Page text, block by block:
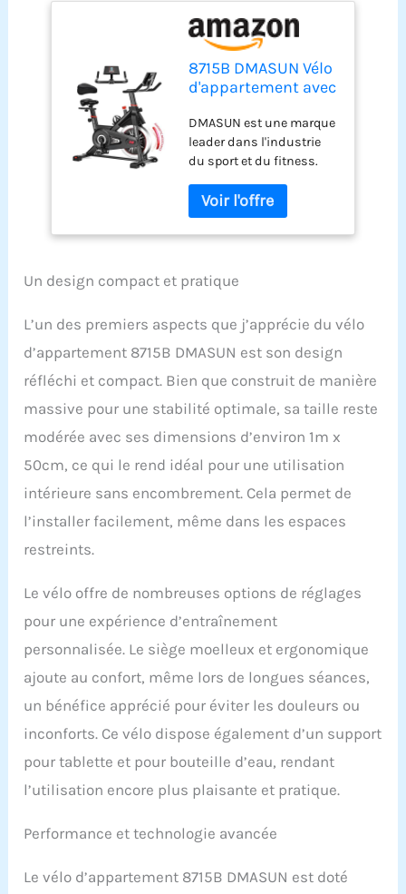
8715B DMASUN Vélo
d'appartement avec
magnétique,
ergomètre avec
écran LCD,
entraînement
cardio, spinning
bike, intérieur et
fitness, charge
DMASUN est une marque
leader dans l'industrie
du sport et du fitness.
d'expérience dans le
développement, la
fabrication et la vente
fitness, nous avons
fourni nos produits à
dans le monde entier et
nous sommes toujours
Confortable : le coussin
d'assise de ce vélo est
rempli de mousse haute
densité épaisse et élargie
et la surface est en cuir
antidérapant et résistant
à l'usure. Les ouvertures
d'aération centrales
fraîches et sèches plus
longtemps. Pour
confort de conduite de
nos clients, nous avons
coussin de siège
supplémentaires pour
de conduite. Plus
durable et plus sûr : les
disposent de volants
d'inertie plus lourds et
robuste pour assurer la
Un design compact et pratique
L’un des premiers aspects que j’apprécie du vélo
d’appartement 8715B DMASUN est son design
réfléchi et compact. Bien que construit de manière
massive pour une stabilité optimale, sa taille reste
modérée avec ses dimensions d’environ 1m x
50cm, ce qui le rend idéal pour une utilisation
intérieure sans encombrement. Cela permet de
l’installer facilement, même dans les espaces
restreints.
Le vélo offre de nombreuses options de réglages
pour une expérience d’entraînement
personnalisée. Le siège moelleux et ergonomique
ajoute au confort, même lors de longues séances,
un bénéfice apprécié pour éviter les douleurs ou
inconforts. Ce vélo dispose également d’un support
pour tablette et pour bouteille d’eau, rendant
l’utilisation encore plus plaisante et pratique.
Performance et technologie avancée
Le vélo d’appartement 8715B DMASUN est doté